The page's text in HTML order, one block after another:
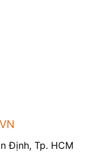
Định, Tp. HCM